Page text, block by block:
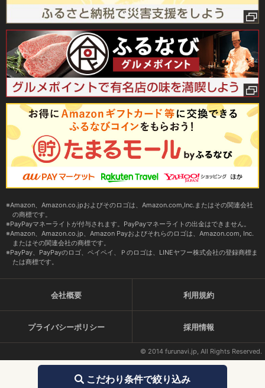
こだわり条件で絞り込み
Amazon、Amazon.co.jpおよびそのロゴは、Amazon.com,Inc.またはその関連会社
の商標です。
PayPayマネーライトが付与されます。PayPayマネーライトの出金はできません。
Amazon、Amazon.co.jp、Amazon Payおよびそれらのロゴは、Amazon.com, Inc.
またはその関連会社の商標です。
PayPay、PayPayのロゴ、ペイペイ、Ｐのロゴは、LINEヤフー株式会社の登録商標ま
たは商標です。
会社概要 利用規約
プライバシーポリシー 採用情報
© 2014 furunavi.jp, All Rights Reserved.